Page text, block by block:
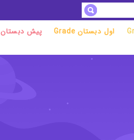
Grade پیش دبستان Grade اول دبستان